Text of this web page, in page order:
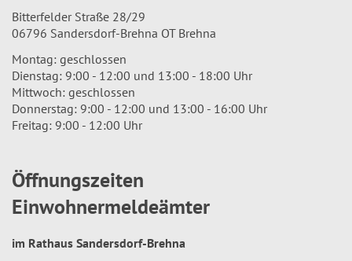
Bitterfelder Straße 28/29
06796 Sandersdorf-Brehna OT Brehna
Montag: geschlossen
Dienstag: 9:00 - 12:00 und 13:00 - 18:00 Uhr
Mittwoch: geschlossen
Donnerstag: 9:00 - 12:00 und 13:00 - 16:00 Uhr
Freitag: 9:00 - 12:00 Uhr
Öffnungszeiten
Einwohnermeldeämter
im Rathaus Sandersdorf-Brehna